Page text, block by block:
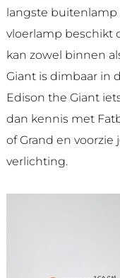
langste buitenlamp
vloerlamp beschikt
kan zowel binnen
Giant is dimbaar in
Edison the Giant
dan kennis met
of Grand en voorzie
verlichting.